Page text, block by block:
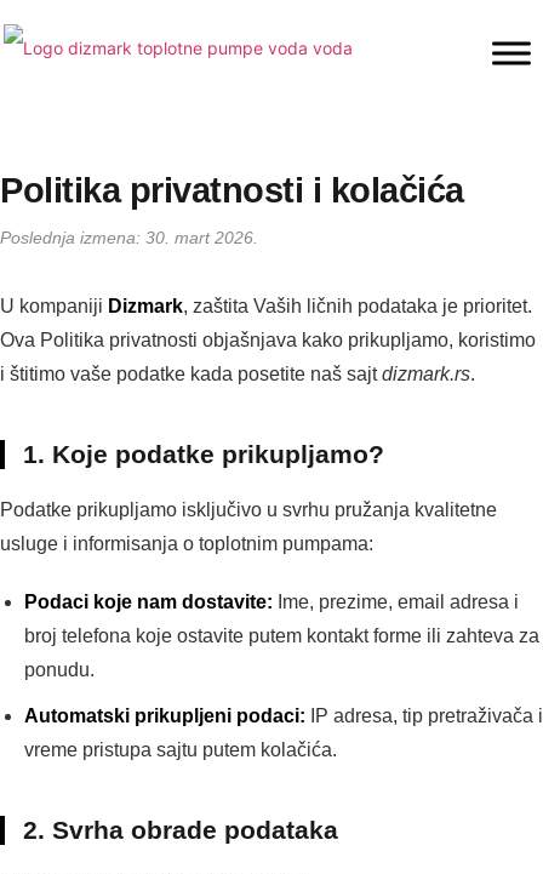
Politika privatnosti i kolačića
Poslednja izmena: 30. mart 2026.
U kompaniji Dizmark, zaštita Vaših ličnih podataka je prioritet.
Ova Politika privatnosti objašnjava kako prikupljamo, koristimo
i štitimo vaše podatke kada posetite naš sajtdizmark.rs.
1. Koje podatke prikupljamo?
Podatke prikupljamo isključivo u svrhu pružanja kvalitetne
usluge i informisanja o toplotnim pumpama:
Podaci koje nam dostavite: Ime, prezime, email adresa i
broj telefona koje ostavite putem kontakt forme ili zahteva za
ponudu.
Automatski prikupljeni podaci: IP adresa, tip pretraživača i
vreme pristupa sajtu putem kolačića.
2. Svrha obrade podataka